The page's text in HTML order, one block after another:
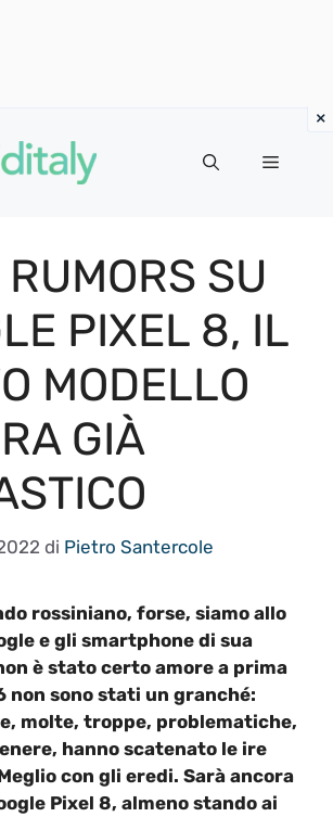
MENU
SU
PIXEL 8, IL
MODELLO
GIÀ
di Pietro Santercole
rossiniano, forse, siamo allo
e gli smartphone di sua
è stato certo amore a prima
non sono stati un granché:
molte, troppe, problematiche,
hanno scatenato le ire
con gli eredi. Sarà ancora
Pixel 8, almeno stando ai